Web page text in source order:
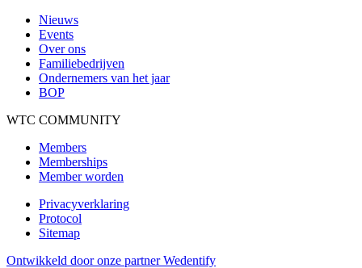
Nieuws
Events
Over ons
Familiebedrijven
Ondernemers van het jaar
BOP
WTC COMMUNITY
Members
Memberships
Member worden
Privacyverklaring
Protocol
Sitemap
Ontwikkeld door onze partner Wedentify